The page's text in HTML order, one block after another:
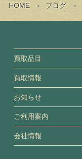
HOME ブログ
買取品目
買取情報
お知らせ
ご利用案内
会社情報